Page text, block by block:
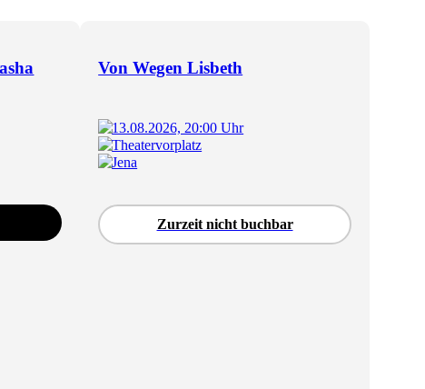
Von Wegen Lisbeth
13.08.2026, 20:00 Uhr
Theatervorplatz
Jena
Zurzeit nicht buchbar